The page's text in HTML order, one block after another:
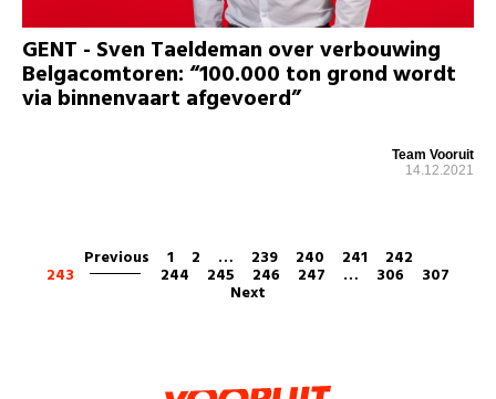
GENT - Sven Taeldeman over verbouwing
Belgacomtoren: “100.000 ton grond wordt
via binnenvaart afgevoerd”
Team Vooruit
14.12.2021
Previous 1 2 … 239 240 241 242
243 244 245 246 247 … 306 307
Next